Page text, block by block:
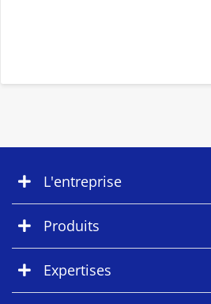
L'entreprise
Produits
Expertises